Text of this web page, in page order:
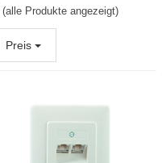
(alle Produkte angezeigt)
Preis